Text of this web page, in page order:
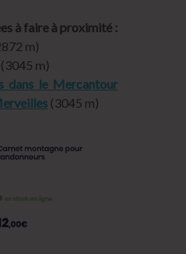
à faire à proximité :
m)
m)
dans le Mercantour
(3045 m)